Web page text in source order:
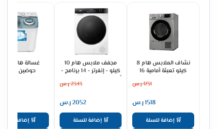
نشاف الملابس هام 8
كيلو تعبئة أمامية 16
برنامج – فضي
HDR80SLV-24N
1731ر.س
1518ر.س
🛒 إضافة للسلة
مجفف ملابس هام 10
كيلو - إنفرتر - 14 برنامج -
أبيض HMDR10WHINV25
2343ر.س
2052ر.س
🛒 إضافة للسلة
حوضين - أبيض
25N
🛒 إضافة للسلة